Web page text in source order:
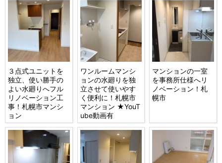
３点式ユニットを
独立、使い勝手の
よい水廻りへフル
リノベーション工
事！札幌市マンシ
ョン
ワンルームマンシ
ョンの水廻りを独
立させて使いやす
く便利に！札幌市
マンション ★YouT
ube動画有
マンションの一室
を事務所仕様へリ
ノベーション！札
幌市